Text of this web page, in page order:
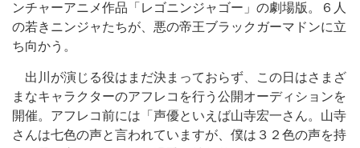
ンチャーアニメ作品「レゴニンジャゴー」の劇場版。６人
の若きニンジャたちが、悪の帝王ブラックガーマドンに立
ち向かう。
出川が演じる役はまだ決まっておらず、この日はさまざ
まなキャラクターのアフレコを行う公開オーディションを
開催。アフレコ前には「声優といえば山寺宏一さん。山寺
さんは七色の声と言われていますが、僕は３２色の声を持